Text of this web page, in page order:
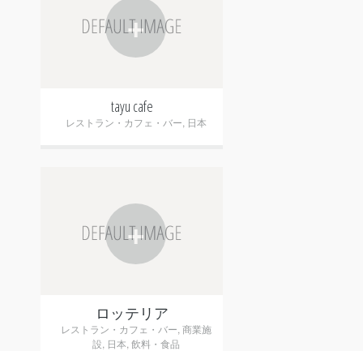
+
tayu cafe
レストラン・カフェ・バー 日本
+
ロッテリア
レストラン・カフェ・バー 商業施
設 日本 飲料・食品